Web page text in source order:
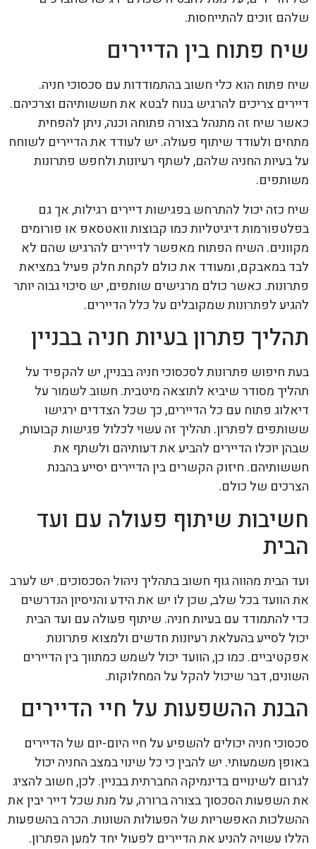
שלהם זוכים להתייחסות.
שיח פתוח בין הדיירים
שיח פתוח הוא כלי חשוב בהתמודדות עם סכסוכי חניה.
דיירים צריכים להרגיש בנוח לבטא את חששותיהם וצרכיהם.
כאשר שיח זה מתנהל בצורה פתוחה וכנה, ניתן להפחית
מתחים ולעודד שיתוף פעולה. יש לעודד את הדיירים לשוחח
על בעיות החניה שלהם, לשתף רעיונות ולחפש פתרונות
משותפים.
שיח כזה יכול להתרחש בפגישות דיירים רגילות, אך גם
בפלטפורמות דיגיטליות כמו קבוצות וואטסאפ או פורומים
מקוונים. השיח הפתוח מאפשר לדיירים להרגיש שהם לא
לבד במאבקם, ומעודד את כולם לקחת חלק פעיל במציאת
פתרונות. כאשר כולם מרגישים שותפים, יש סיכוי גבוה יותר
להגיע לפתרונות שמקובלים על כלל הדיירים.
תהליך פתרון בעיות חניה בבניין
בעת חיפוש פתרונות לסכסוכי חניה בבניין, יש להקפיד על
תהליך מסודר שיביא לתוצאה מיטבית. חשוב לשמור על
דיאלוג פתוח עם כל הדיירים, כך שכל הצדדים ירגישו
ששותפים לפתרון. תהליך זה עשוי לכלול פגישות קבועות,
שבהן יוכלו הדיירים להביע את דעותיהם ולשתף את
חששותיהם. חיזוק הקשרים בין הדיירים יסייע בהבנת
הצרכים של כולם.
חשיבות שיתוף פעולה עם ועד
הבית
ועד הבית מהווה גוף חשוב בתהליך ניהול הסכסוכים. יש לערב
את הוועד בכל שלב, שכן לו יש את הידע והניסיון הנדרשים
כדי להתמודד עם בעיות חניה. שיתוף פעולה עם ועד הבית
יכול לסייע בהעלאת רעיונות חדשים ולמצוא פתרונות
אפקטיביים. כמו כן, הוועד יכול לשמש כמתווך בין הדיירים
השונים, דבר שיכול להקל על המחלוקות.
הבנת ההשפעות על חיי הדיירים
סכסוכי חניה יכולים להשפיע על חיי היום-יום של הדיירים
באופן משמעותי. יש להבין כי כל שינוי במצב החניה יכול
לגרום לשינויים בדינמיקה החברתית בבניין. לכן, חשוב להציג
את השפעות הסכסוך בצורה ברורה, על מנת שכל דייר יבין את
ההשלכות האפשריות של הפעולות השונות. הכרה בהשפעות
הללו עשויה להניע את הדיירים לפעול יחד למען הפתרון.